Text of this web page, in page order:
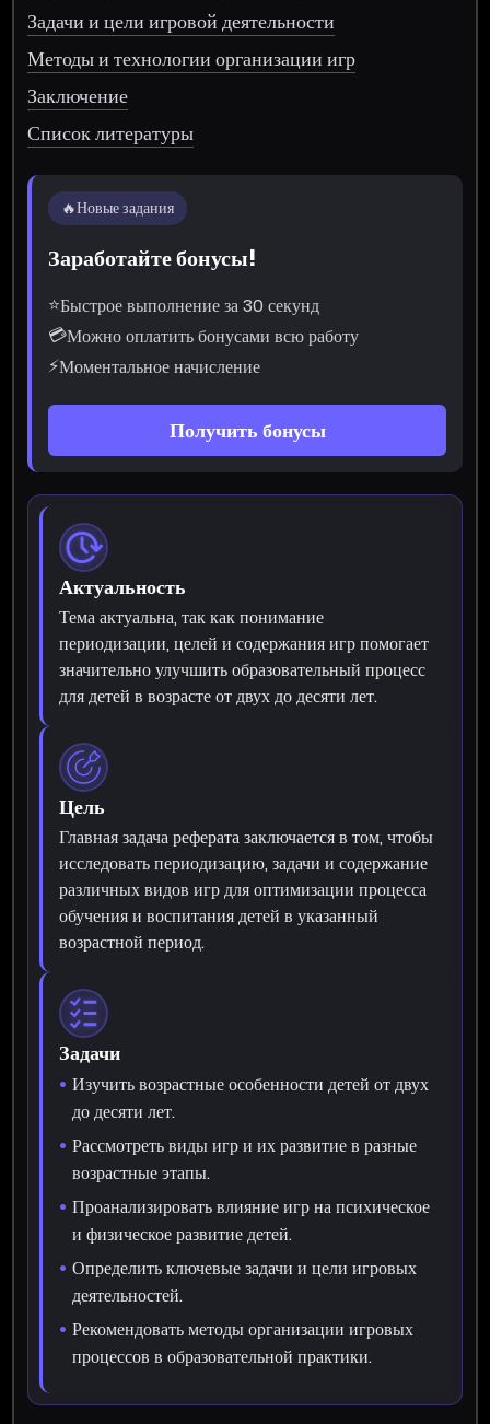
Задачи и цели игровой деятельности
Методы и технологии организации игр
Заключение
Список литературы
🔥Новые задания
Заработайте бонусы!
⭐Быстрое выполнение за 30 секунд
💳Можно оплатить бонусами всю работу
⚡Моментальное начисление
Получить бонусы
Актуальность
Тема актуальна, так как понимание
периодизации, целей и содержания игр помогает
значительно улучшить образовательный процесс
для детей в возрасте от двух до десяти лет.
Цель
Главная задача реферата заключается в том, чтобы
исследовать периодизацию, задачи и содержание
различных видов игр для оптимизации процесса
обучения и воспитания детей в указанный
возрастной период.
Задачи
Изучить возрастные особенности детей от двух
до десяти лет.
Рассмотреть виды игр и их развитие в разные
возрастные этапы.
Проанализировать влияние игр на психическое
и физическое развитие детей.
Определить ключевые задачи и цели игровых
деятельностей.
Рекомендовать методы организации игровых
процессов в образовательной практики.